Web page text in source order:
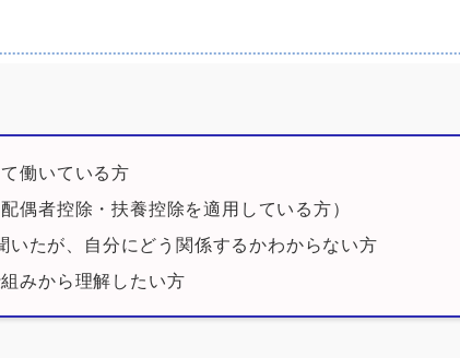
働いている方
偶者控除・扶養控除を適用している方）
いたが、自分にどう関係するかわからない方
みから理解したい方